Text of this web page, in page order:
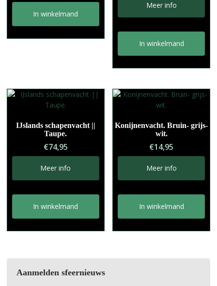
In winkelmand
Meer info
In winkelmand
IJslands schapenvacht ||
Taupe.
€74,95
Meer info
In winkelmand
Konijnenvacht. Bruin- grijs-
wit.
€14,95
Meer info
In winkelmand
Aanmelden sfeernieuws